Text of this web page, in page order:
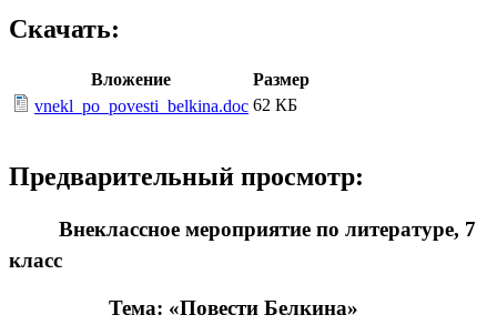
Скачать:
Вложение
Размер
vnekl_po_povesti_belkina.doc 62 КБ
Предварительный просмотр:
Внеклассное мероприятие по литературе, 7
класс
Тема: «Повести Белкина»